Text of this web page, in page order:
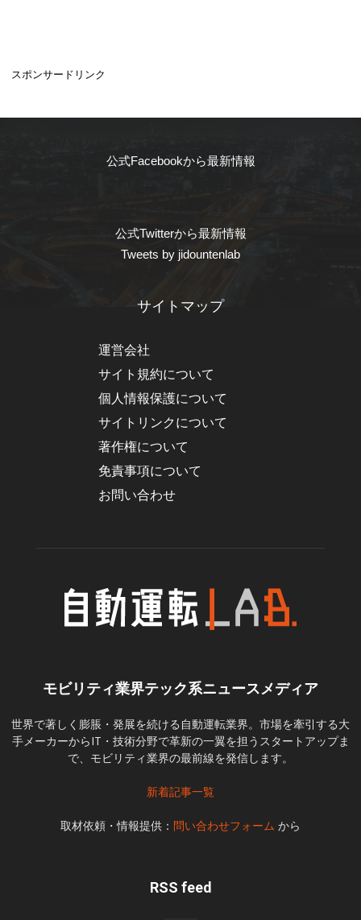
スポンサードリンク
公式Facebookから最新情報
公式Twitterから最新情報
Tweets by jidountenlab
サイトマップ
運営会社
サイト規約について
個人情報保護について
サイトリンクについて
著作権について
免責事項について
お問い合わせ
モビリティ業界テック系ニュースメディア
世界で著しく膨脹・発展を続ける自動運転業界。市場を牽引する大
手メーカーからIT・技術分野で革新の一翼を担うスタートアップま
で、モビリティ業界の最前線を発信します。
新着記事一覧
取材依頼・情報提供： 問い合わせフォーム から
RSS feed